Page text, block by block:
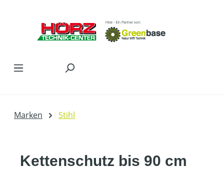
Marken Stihl
Kettenschutz bis 90 cm